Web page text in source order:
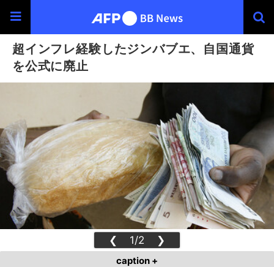
超インフレ経験したジンバブエ、自国通貨
を公式に廃止
❮ 1/2 ❯
caption +